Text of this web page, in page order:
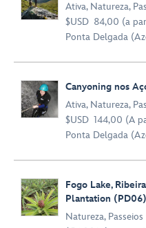
Ativa, Natureza,
$USD 84,00 (a
Ponta Delgada
Canyoning nos
Ativa, Natureza,
$USD 144,00 (A
Ponta Delgada
Fogo Lake,
Plantation (PD06)
Natureza,